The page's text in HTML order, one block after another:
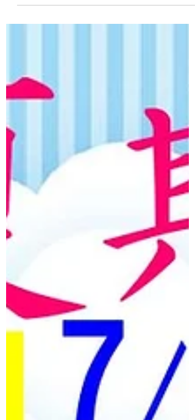
休みを活用し、新学期や基礎学力テストに備